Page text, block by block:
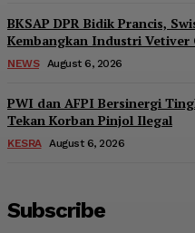
BKSAP DPR Bidik Prancis,
Kembangkan Industri Vetiver
NEWS August 6, 2026
PWI dan AFPI Bersinergi
Tekan Korban Pinjol Ilegal
KESRA August 6, 2026
Subscribe